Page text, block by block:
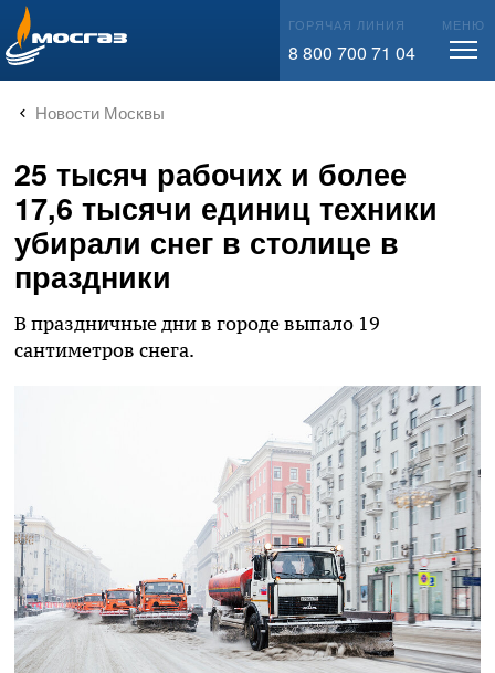
info@mos-gaz.ru ГОРЯЧАЯ ЛИНИЯ
8 800 700 71 04
МЕНЮ
Новости Москвы
25 тысяч рабочих и более
17,6 тысячи единиц техники
убирали снег в столице в
праздники
В праздничные дни в городе выпало 19
сантиметров снега.